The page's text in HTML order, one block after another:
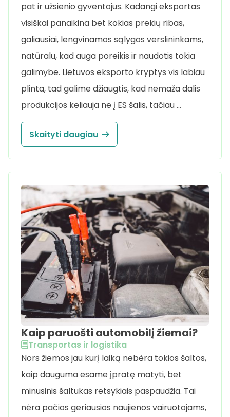
pat ir užsienio gyventojus. Kadangi eksportas
visiškai panaikina bet kokias prekių ribas,
galiausiai, lengvinamos sąlygos verslininkams,
natūralu, kad auga poreikis ir naudotis tokia
galimybe. Lietuvos eksporto kryptys vis labiau
plinta, tad galime džiaugtis, kad nemaža dalis
produkcijos keliauja ne į ES šalis, tačiau …
Skaityti daugiau
Kaip paruošti automobilį žiemai?
Transportas ir logistika
Nors žiemos jau kurį laiką nebėra tokios šaltos,
kaip dauguma esame įpratę matyti, bet
minusinis šaltukas retsykiais paspaudžia. Tai
nėra pačios geriausios naujienos vairuotojams,